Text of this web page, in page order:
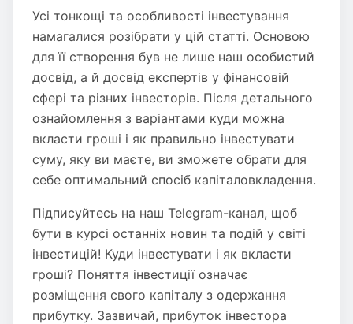
Усі тонкощі та особливості інвестування
намагалися розібрати у цій статті. Основою
для її створення був не лише наш особистий
досвід, а й досвід експертів у фінансовій
сфері та різних інвесторів. Після детального
ознайомлення з варіантами куди можна
вкласти гроші і як правильно інвестувати
суму, яку ви маєте, ви зможете обрати для
себе оптимальний спосіб капіталовкладення.
Підписуйтесь на наш Telegram-канал, щоб
бути в курсі останніх новин та подій у світі
інвестицій! Куди інвестувати і як вкласти
гроші? Поняття інвестиції означає
розміщення свого капіталу з одержання
прибутку. Зазвичай, прибуток інвестора